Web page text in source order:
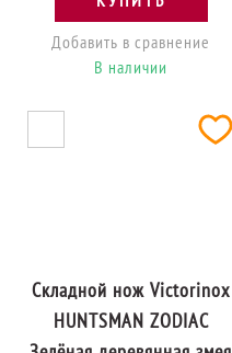
Добавить в сравнение
В наличии
Складной нож Victorinox
HUNTSMAN ZODIAC